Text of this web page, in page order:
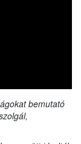
bemutató